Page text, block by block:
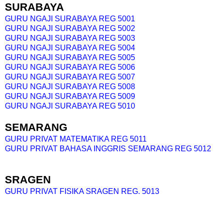
SURABAYA
GURU NGAJI SURABAYA REG 5001
GURU NGAJI SURABAYA REG 5002
GURU NGAJI SURABAYA REG 5003
GURU NGAJI SURABAYA REG 5004
GURU NGAJI SURABAYA REG 5005
GURU NGAJI SURABAYA REG 5006
GURU NGAJI SURABAYA REG 5007
GURU NGAJI SURABAYA REG 5008
GURU NGAJI SURABAYA REG 5009
GURU NGAJI SURABAYA REG 5010
SEMARANG
GURU PRIVAT MATEMATIKA REG 5011
GURU PRIVAT BAHASA INGGRIS SEMARANG REG 5012
SRAGEN
GURU PRIVAT FISIKA SRAGEN REG. 5013